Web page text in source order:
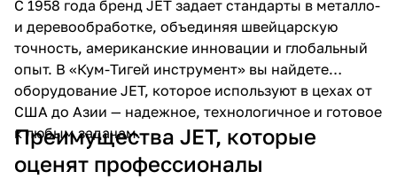
С 1958 года бренд JET задает стандарты в металло-
и деревообработке, объединяя швейцарскую
точность, американские инновации и глобальный
опыт. В «Кум-Тигей инструмент» вы найдете
оборудование JET, которое используют в цехах от
США до Азии — надежное, технологичное и готовое
к любым задачам.
Преимущества JET, которые
оценят профессионалы
об оплате Плайтом
25
недели
Остались вопросы?
8 800 302-02-51